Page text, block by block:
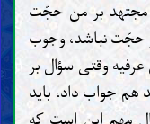
مجتهد بر من حجّت
حجّت نباشد، وجوب
وقتی سؤال بر
جواب داد، باید